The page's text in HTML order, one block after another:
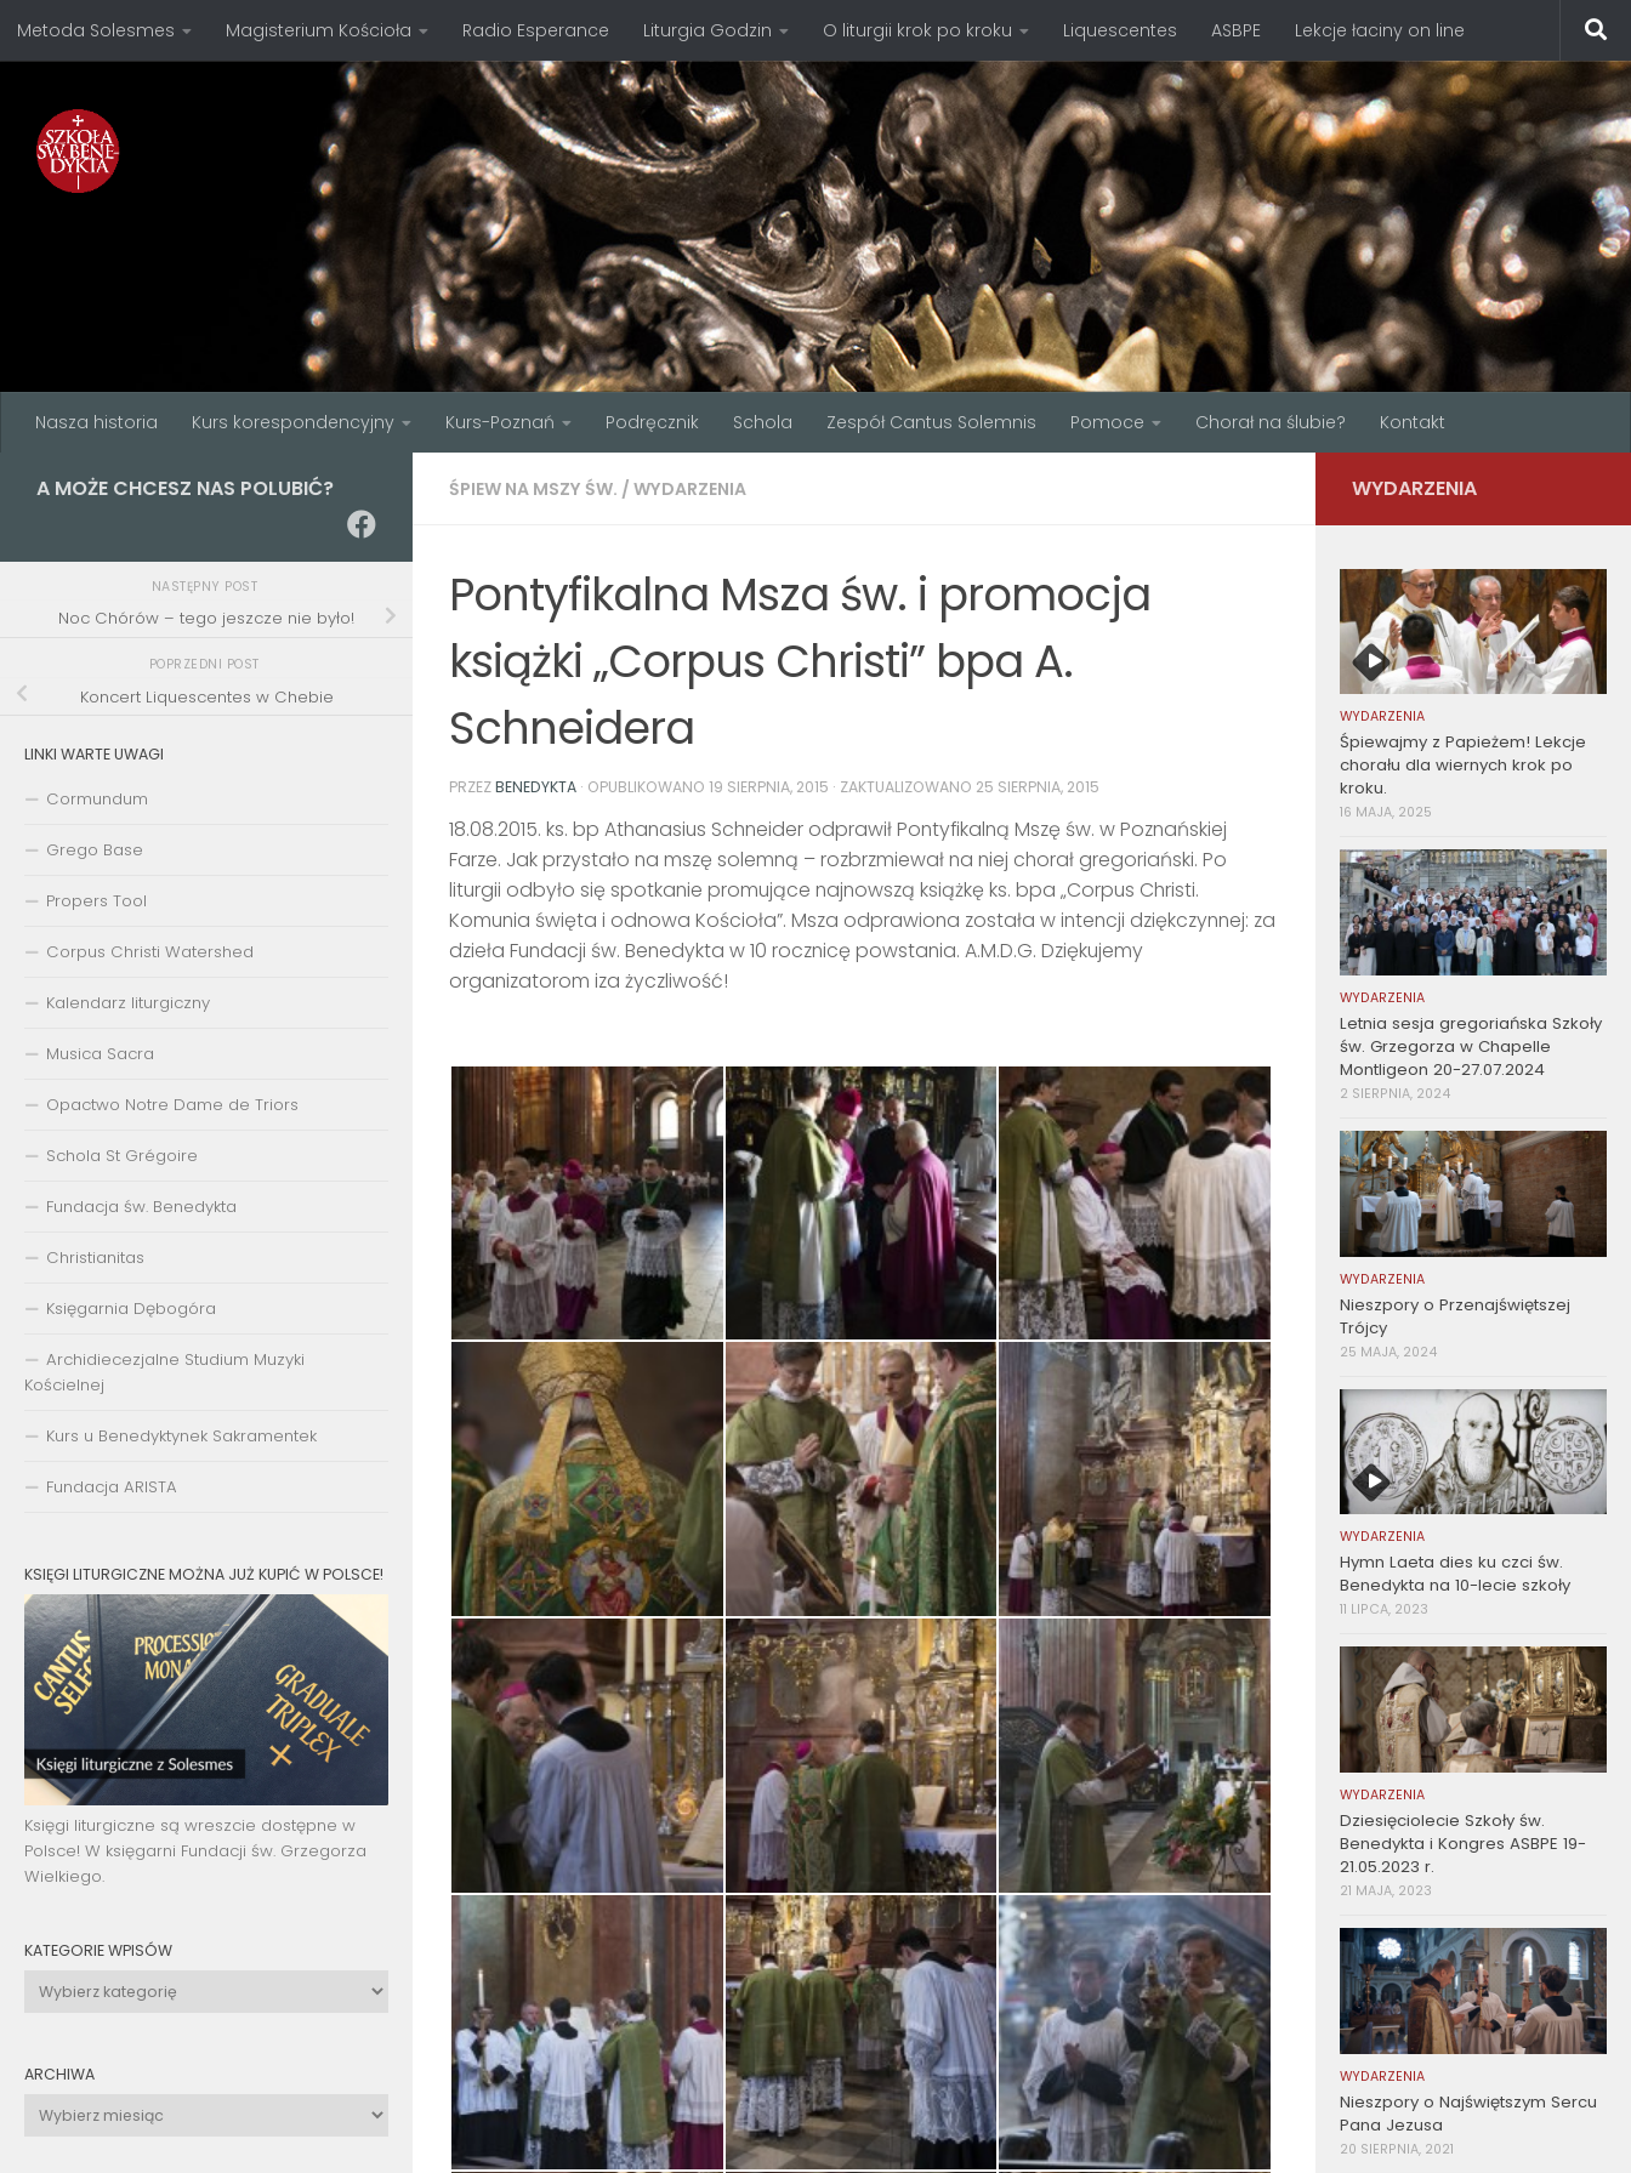
Przejdź do treści
Metoda Solesmes Magisterium Kościoła Radio Esperance Liturgia Godzin O liturgii krok po kroku Liquescentes ASBPE Lekcje łaciny on line
Nasza historia Kurs korespondencyjny Kurs-Poznań Podręcznik Schola Zespół Cantus Solemnis Pomoce Chorał na ślubie? Kontakt
ŚPIEW NA MSZY ŚW. / WYDARZENIA
Pontyfikalna Msza św. i promocja
książki „Corpus Christi” bpa A.
Schneidera
PRZEZBENEDYKTA · OPUBLIKOWANO 19 SIERPNIA, 2015 · ZAKTUALIZOWANO 25 SIERPNIA, 2015
18.08.2015. ks. bp Athanasius Schneider odprawił Pontyfikalną Mszę św. w Poznańskiej
Farze. Jak przystało na mszę solemną – rozbrzmiewał na niej chorał gregoriański. Po
liturgii odbyło się spotkanie promujące najnowszą książkę ks. bpa „Corpus Christi.
Komunia święta i odnowa Kościoła”. Msza odprawiona została w intencji dziękczynnej: za
dzieła Fundacji św. Benedykta w 10 rocznicę powstania. A.M.D.G. Dziękujemy
organizatorom iza życzliwość!
A MOŻE CHCESZ NAS POLUBIĆ?
NASTĘPNY POST
Noc Chórów – tego jeszcze nie było!
POPRZEDNI POST
Koncert Liquescentes w Chebie
LINKI WARTE UWAGI
Cormundum
Grego Base
Propers Tool
Corpus Christi Watershed
Kalendarz liturgiczny
Musica Sacra
Opactwo Notre Dame de Triors
Schola St Grégoire
Fundacja św. Benedykta
Christianitas
Księgarnia Dębogóra
Archidiecezjalne Studium Muzyki
Kościelnej
Kurs u Benedyktynek Sakramentek
Fundacja ARISTA
KSIĘGI LITURGICZNE MOŻNA JUŻ KUPIĆ W POLSCE!
Księgi liturgiczne są wreszcie dostępne w
Polsce! W księgarni Fundacji św. Grzegorza
Wielkiego.
KATEGORIE WPISÓW
Kategorie
wpisów
ARCHIWA
Archiwa
WYDARZENIA
WYDARZENIA
Śpiewajmy z Papieżem! Lekcje
chorału dla wiernych krok po
kroku.
16 MAJA, 2025
WYDARZENIA
Letnia sesja gregoriańska Szkoły
św. Grzegorza w Chapelle
Montligeon 20-27.07.2024
2 SIERPNIA, 2024
WYDARZENIA
Nieszpory o Przenajświętszej
Trójcy
25 MAJA, 2024
WYDARZENIA
Hymn Laeta dies ku czci św.
Benedykta na 10-lecie szkoły
11 LIPCA, 2023
WYDARZENIA
Dziesięciolecie Szkoły św.
Benedykta i Kongres ASBPE 19-
21.05.2023 r.
21 MAJA, 2023
WYDARZENIA
Nieszpory o Najświętszym Sercu
Pana Jezusa
20 SIERPNIA, 2021